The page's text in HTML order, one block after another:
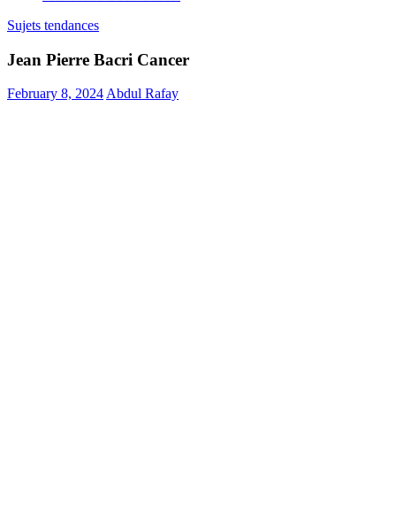
Sujets tendances
Jean Pierre Bacri Cancer
February 8, 2024Abdul Rafay